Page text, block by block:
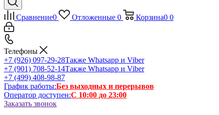
Сравнение0 Отложенные 0 Корзина0 0
Телефоны
+7 (926) 097-29-28Также Whatsapp и Viber
+7 (901) 708-52-14Также Whatsapp и Viber
+7 (499) 408-98-87
График работы:Без выходных и перерывов
Оператор доступен:С 10:00 до 23:00
Заказать звонок